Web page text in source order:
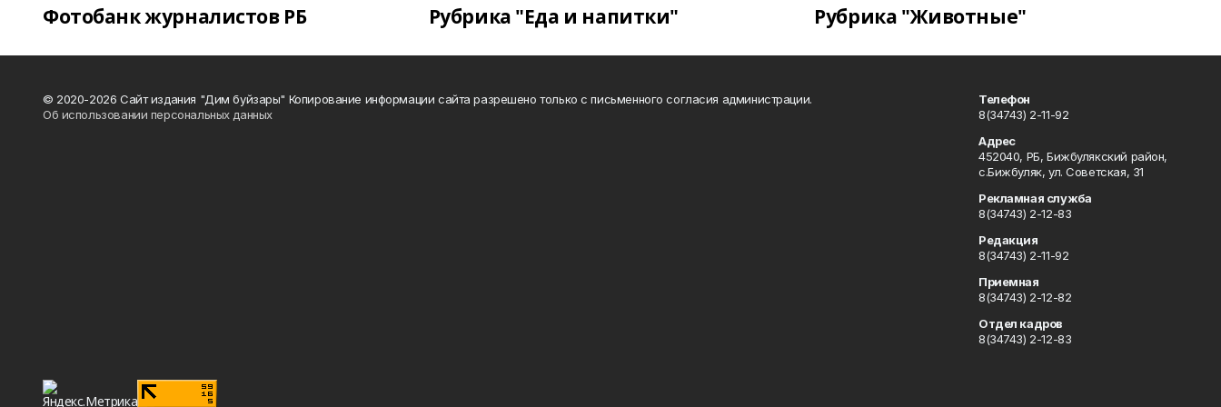
Фотобанк журналистов РБ Рубрика "Еда и напитки" Рубрика "Животные"
© 2020-2026 Сайт издания "Дим буйзары" Копирование информации сайта разрешено только с письменного согласия администрации.
Об использовании персональных данных
Телефон
8(34743) 2-11-92
Адрес
452040, РБ, Бижбулякский район,
с.Бижбуляк, ул. Советская, 31
Рекламная служба
8(34743) 2-12-83
Редакция
8(34743) 2-11-92
Приемная
8(34743) 2-12-82
Отдел кадров
8(34743) 2-12-83